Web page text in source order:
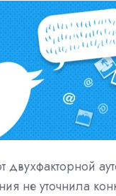
двухфакторной
не уточнила